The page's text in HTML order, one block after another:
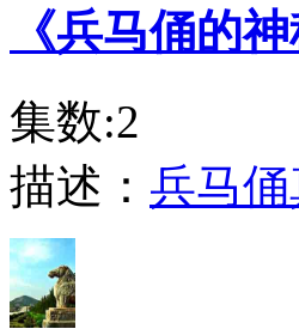
《兵马俑的神
集数:2
描述： 兵马